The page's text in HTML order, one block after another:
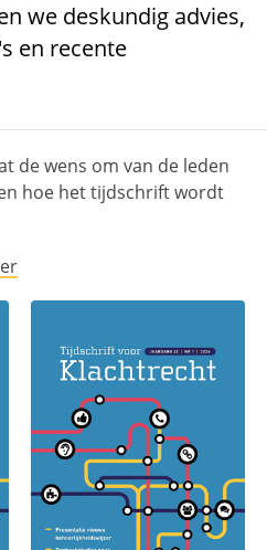
we deskundig advies,
en recente
de wens om van de leden
hoe het tijdschrift wordt